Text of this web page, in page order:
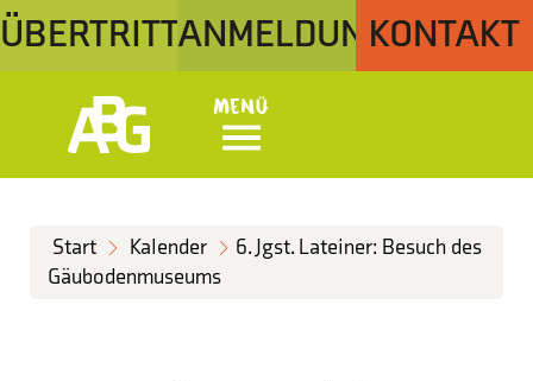
ÜBERTRITTANMELDUNGKONTAKT
Menü
Start Kalender
6. Jgst. Lateiner: Besuch des
Gäubodenmuseums